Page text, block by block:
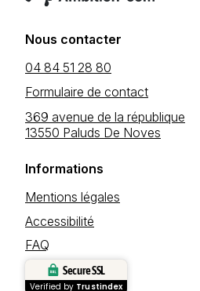
Nous contacter
04 84 51 28 80
Formulaire de contact
369 avenue de la république
13550 Paluds De Noves
Informations
Mentions légales
Accessibilité
FAQ
Secure SSL
Verified by Trustindex